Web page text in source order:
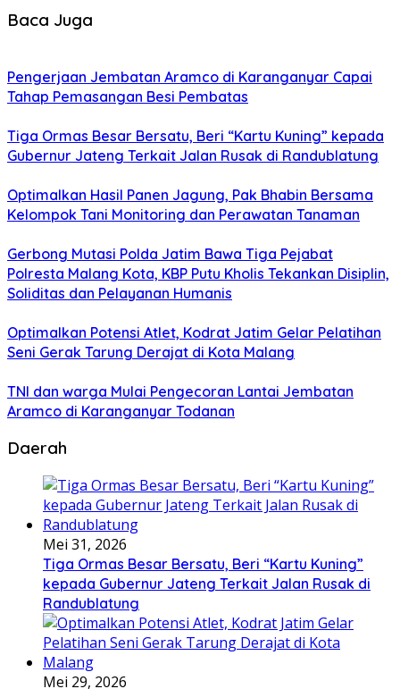
Baca Juga
Pengerjaan Jembatan Aramco di Karanganyar Capai
Tahap Pemasangan Besi Pembatas
Tiga Ormas Besar Bersatu, Beri “Kartu Kuning” kepada
Gubernur Jateng Terkait Jalan Rusak di Randublatung
Optimalkan Hasil Panen Jagung, Pak Bhabin Bersama
Kelompok Tani Monitoring dan Perawatan Tanaman
Gerbong Mutasi Polda Jatim Bawa Tiga Pejabat
Polresta Malang Kota, KBP Putu Kholis Tekankan Disiplin,
Soliditas dan Pelayanan Humanis
Optimalkan Potensi Atlet, Kodrat Jatim Gelar Pelatihan
Seni Gerak Tarung Derajat di Kota Malang
TNI dan warga Mulai Pengecoran Lantai Jembatan
Aramco di Karanganyar Todanan
Daerah
Mei 31, 2026
Tiga Ormas Besar Bersatu, Beri “Kartu Kuning”
kepada Gubernur Jateng Terkait Jalan Rusak di
Randublatung
Mei 29, 2026